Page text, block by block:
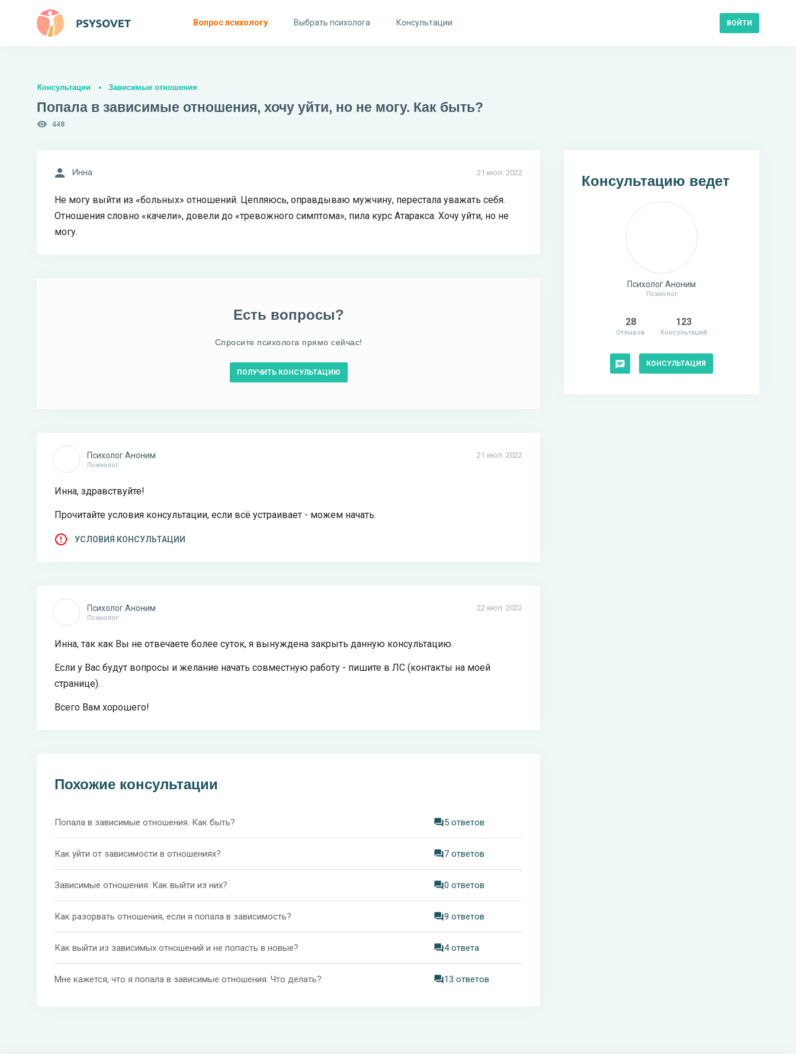
Вопрос психологу Выбрать психолога Консультации ВОЙТИ
Консультации Зависимые отношения
Попала в зависимые отношения, хочу уйти, но не могу. Как быть?
448
21 июл. 2022
Инна
Не могу выйти из «больных» отношений. Цепляюсь, оправдываю мужчину, перестала уважать себя.
Отношения словно «качели», довели до «тревожного симптома», пила курс Атаракса. Хочу уйти, но не
могу.
Есть вопросы?
Спросите психолога прямо сейчас!
ПОЛУЧИТЬ КОНСУЛЬТАЦИЮ
21 июл. 2022
Психолог Аноним
Психолог
Инна, здравствуйте!
Прочитайте условия консультации, если всё устраивает - можем начать.
УСЛОВИЯ КОНСУЛЬТАЦИИ
22 июл. 2022
Психолог Аноним
Психолог
Инна, так как Вы не отвечаете более суток, я вынуждена закрыть данную консультацию.
Если у Вас будут вопросы и желание начать совместную работу - пишите в ЛС (контакты на моей
странице).
Всего Вам хорошего!
Похожие консультации
Попала в зависимые отношения. Как быть? 5 ответов
Как уйти от зависимости в отношениях? 7 ответов
Зависимые отношения. Как выйти из них? 0 ответов
Как разорвать отношения, если я попала в зависимость? 9 ответов
Как выйти из зависимых отношений и не попасть в новые? 4 ответа
Мне кажется, что я попала в зависимые отношения. Что делать? 13 ответов
Консультацию ведет
Психолог Аноним
Психолог
28
Отзывов
123
Консультаций
КОНСУЛЬТАЦИЯ